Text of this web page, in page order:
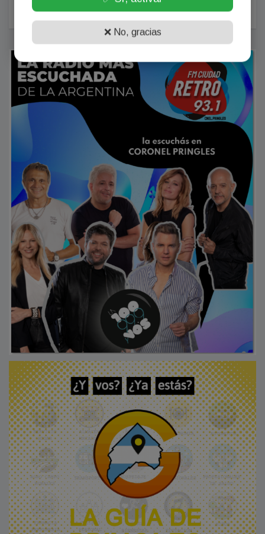
❌ No, gracias